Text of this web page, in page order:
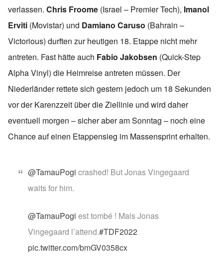
verlassen. Chris Froome (Israel – Premier Tech), Imanol
Erviti (Movistar) und Damiano Caruso (Bahrain –
Victorious) durften zur heutigen 18. Etappe nicht mehr
antreten. Fast hätte auch Fabio Jakobsen (Quick-Step
Alpha Vinyl) die Heimreise antreten müssen. Der
Niederländer rettete sich gestern jedoch um 18 Sekunden
vor der Karenzzeit über die Ziellinie und wird daher
eventuell morgen – sicher aber am Sonntag – noch eine
Chance auf einen Etappensieg im Massensprint erhalten.
@TamauPogi crashed! But Jonas Vingegaard
waits for him.
@TamauPogi est tombé ! Mais Jonas
Vingegaard l’attend.#TDF2022
pic.twitter.com/bmGV0358cx